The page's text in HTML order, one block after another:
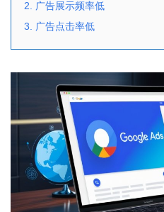
2. 广告展示频率低
3. 广告点击率低